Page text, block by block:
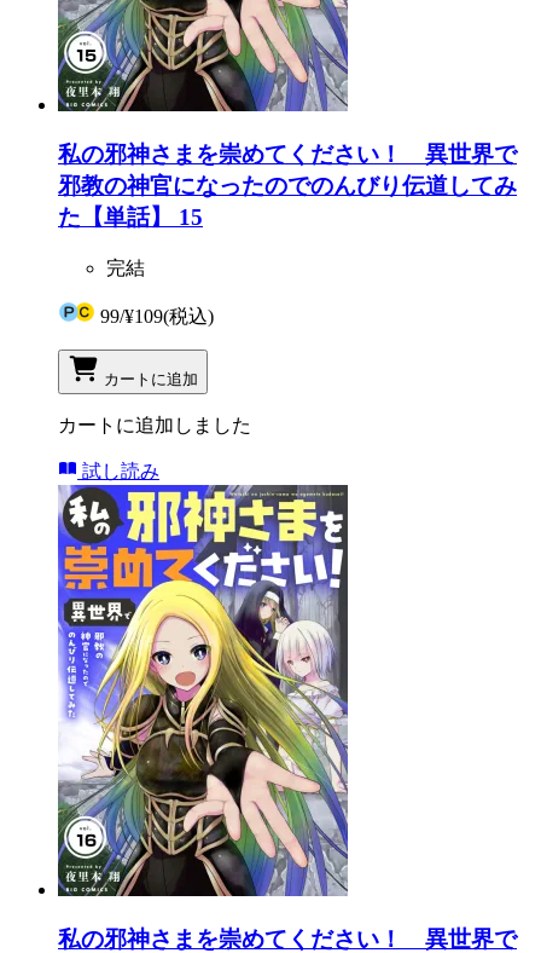
私の邪神さまを崇めてください！ 異世界で
邪教の神官になったのでのんびり伝道してみ
た【単話】 15
完結
99/¥109(税込)
カートに追加
カートに追加しました
試し読み
私の邪神さまを崇めてください！ 異世界で